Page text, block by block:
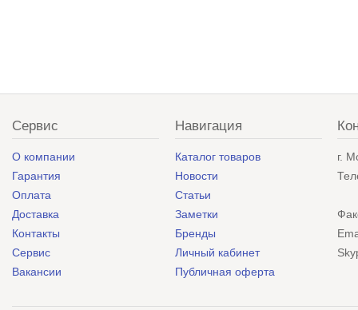
Сервис
О компании
Гарантия
Оплата
Доставка
Контакты
Сервис
Вакансии
Навигация
Каталог товаров
Новости
Статьи
Заметки
Бренды
Личный кабинет
Публичная оферта
г.